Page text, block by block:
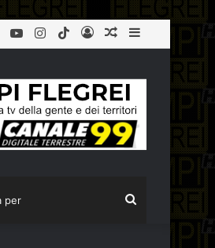
Sidebar
Articolo
Log
TikTok
Instagram
YouTube
Cerca